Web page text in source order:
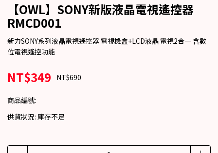
【OWL】SONY新版液晶電視遙控器
RMCD001
新力SONY系列液晶電視遙控器 電視機盒+LCD液晶 電視2合一 含數
位電視遙控功能
NT$349 NT$690
商品編號:
供貨狀況: 庫存不足